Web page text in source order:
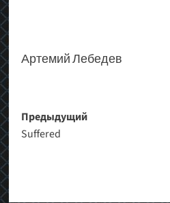
Артемий Лебедев
Навигация
записи
Предыдущий
Suffered